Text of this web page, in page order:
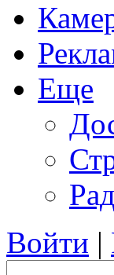
Еще
Войти |